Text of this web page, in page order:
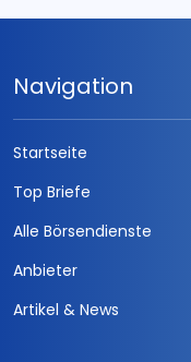
Navigation
Startseite
Top Briefe
Alle Börsendienste
Anbieter
Artikel & News